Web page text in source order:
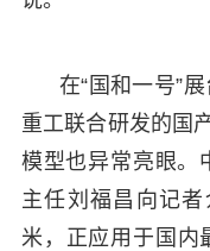
在“国和一号”
重工联合研发的国
模型也异常亮眼。
主任刘福昌向记
米，正应用于国